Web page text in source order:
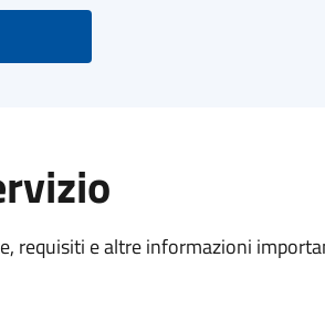
requisiti e altre informazioni